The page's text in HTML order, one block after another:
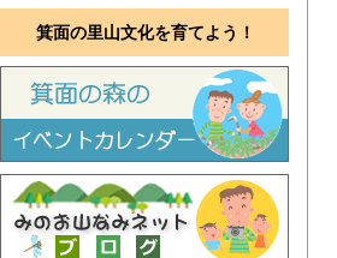
箕面の里山文化を育てよう！